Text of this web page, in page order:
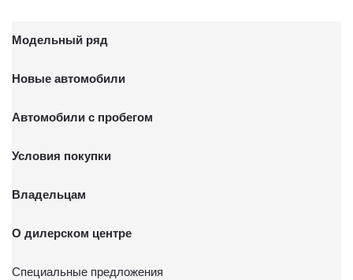
Модельный ряд
Новые автомобили
Автомобили с пробегом
Условия покупки
Владельцам
О дилерском центре
Специальные предложения